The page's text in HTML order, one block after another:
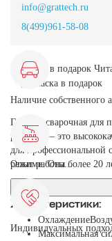
info@grattech.ru
8(499)961-58-08
Маска в подарок
Горелка сварочная
разъем) — это
для профессиональной
режиме. Она...
Характеристики:
Охлаждение
Максимальная
Наличие собственного
Опыт работы более 20
Индивидуальных